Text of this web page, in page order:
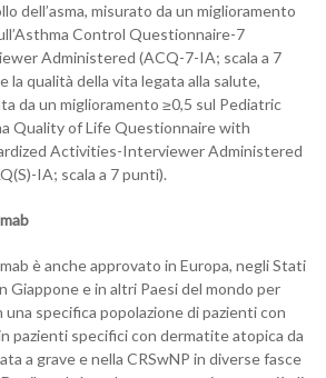
dell’asma, misurato da un miglioramento
Control Questionnaire-7
Administered (ACQ-7-IA; scala a 7
la qualità della vita legata alla salute,
da un miglioramento ≥0,5 sul Pediatric
Quality of Life Questionnaire with
Activities-Interviewer Administered
IA; scala a 7 punti).
è anche approvato in Europa, negli Stati
Giappone e in altri Paesi del mondo per
una specifica popolazione di pazienti con
pazienti specifici con dermatite atopica da
a grave e nella CRSwNP in diverse fasce